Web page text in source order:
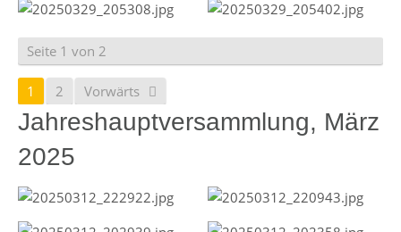
Seite 1 von 2
1 2 Vorwärts
Jahreshauptversammlung, März
2025